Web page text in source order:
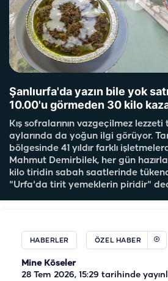
Şanlıurfa'da yazın bile yok
10.00'u görmeden 30 kilo
Kış sofralarının vazgeçilmez
aylarında da yoğun ilgi görüyor.
bölgesinde 41 yıldır farklı
Mahmut Demirbilek, her gün
kilo tiridin sabah saatlerinde
"Urfa'da tirit yemeklerin piridir"
HABERLER ÖZEL HABER
Mine Köseler
28 Tem 2026, 15:29 tarihinde